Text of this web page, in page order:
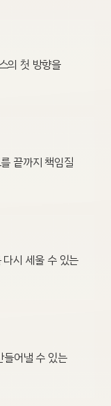
의 첫 방향을
끝까지 책임질
시 세울 수 있는
들어낼 수 있는